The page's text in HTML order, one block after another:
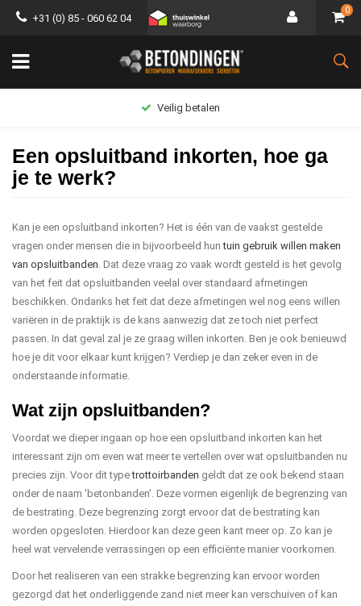
+31 (0) 85 - 060 62 04
0
Groot assortiment
Een opsluitband inkorten, hoe ga
je te werk?
Kan je een opsluitband inkorten? Het is één van de vaakst gestelde
vragen onder mensen die in bijvoorbeeld huntuin gebruik willen maken
van opsluitbanden. Dat deze vraag zo vaak wordt gesteld is het gevolg
van het feit dat opsluitbanden veelal over standaard afmetingen
beschikken. Ondanks het feit dat deze afmetingen wel nog eens willen
variëren in de praktijk is de kans aanwezig dat ze toch niet perfect
passen. In dat geval zal je ze graag willen inkorten. Ben je ook benieuwd
hoe je dit voor elkaar kunt krijgen? Verdiep je dan zeker even in de
onderstaande informatie.
Wat zijn opsluitbanden?
Voordat we dieper ingaan op hoe een opsluitband inkorten kan het
interessant zijn om even wat meer te vertellen over wat opsluitbanden nu
precies zijn. Voor dit typetrottoirbanden geldt dat ze ook bekend staan
onder de naam 'betonbanden'. Deze vormen eigenlijk de begrenzing van
de bestrating. Deze begrenzing zorgt ervoor dat de bestrating kan
worden opgesloten. Hierdoor kan deze geen kant meer op. Zo kan je
heel wat vervelende verrassingen op een efficiënte manier voorkomen.
Door het realiseren van een strakke begrenzing kan ervoor worden
gezorgd dat het onderliggende zand niet meer kan verschuiven of kan